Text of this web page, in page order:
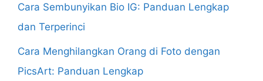
Cara Sembunyikan Bio IG: Panduan Lengkap
dan Terperinci
Cara Menghilangkan Orang di Foto dengan
PicsArt: Panduan Lengkap